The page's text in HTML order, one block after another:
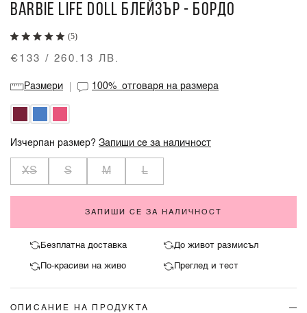
BARBIE LIFE DOLL БЛЕЙЗЪР - БОРДО
(5)
€133 / 260.13 ЛВ.
Размери 100%отговаря на размера
Изчерпан размер?Запиши се за наличност
XS S M L
ЗАПИШИ СЕ ЗА НАЛИЧНОСТ
Безплатна доставка До живот размисъл
По-красиви на живо Преглед и тест
ОПИСАНИЕ НА ПРОДУКТА